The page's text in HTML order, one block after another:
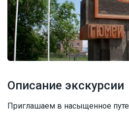
Описание экскурсии
Приглашаем в насыщенное